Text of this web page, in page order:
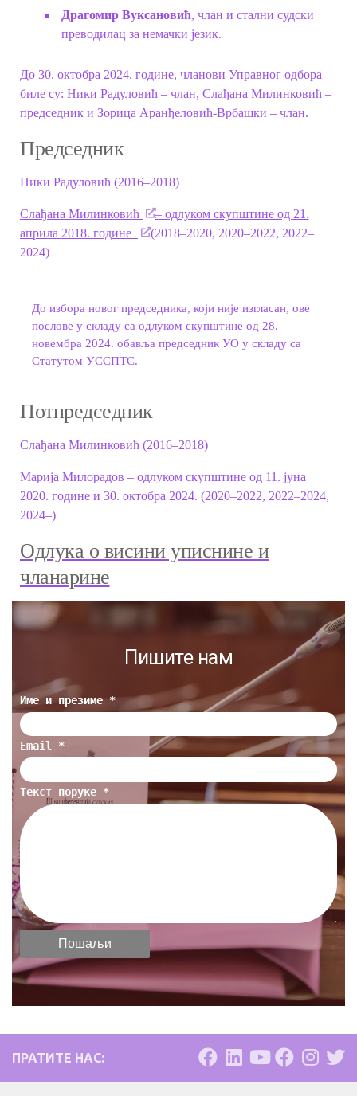
Драгомир Вуксановић, члан и стални судски
преводилац за немачки језик.
До 30. октобра 2024. године, чланови Управног одбора
биле су: Ники Радуловић – члан, Слађана Милинковић –
председник и Зорица Аранђеловић-Врбашки – члан.
Председник
Ники Радуловић (2016–2018)
Слађана Милинковић
– одлуком скупштине од 21.
априла 2018. године
(2018–2020, 2020–2022, 2022–
2024)
До избора новог председника, који није изгласан, ове
послове у складу са одлуком скупштине од 28.
новембра 2024. обавља председник УО у складу са
Статутом УССПТС.
Потпредседник
Слађана Милинковић (2016–2018)
Марија Милорадов – одлуком скупштине од 11. јуна
2020. године и 30. октобра 2024. (2020–2022, 2022–2024,
2024–)
Одлука о висини уписнине и
чланарине
Пишите нам
Име и презиме *
Email *
Текст поруке *
ПРАТИТЕ НАС: